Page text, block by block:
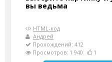
вы ведьма
HTML-код
Андрей
Прохождений: 412
Просмотров: 1 940
1